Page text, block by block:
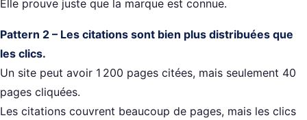
Elle prouve juste que la marque est connue.
Pattern 2 – Les citations sont bien plus distribuées que
les clics.
Un site peut avoir 1 200 pages citées, mais seulement 40
pages cliquées.
Les citations couvrent beaucoup de pages, mais les clics